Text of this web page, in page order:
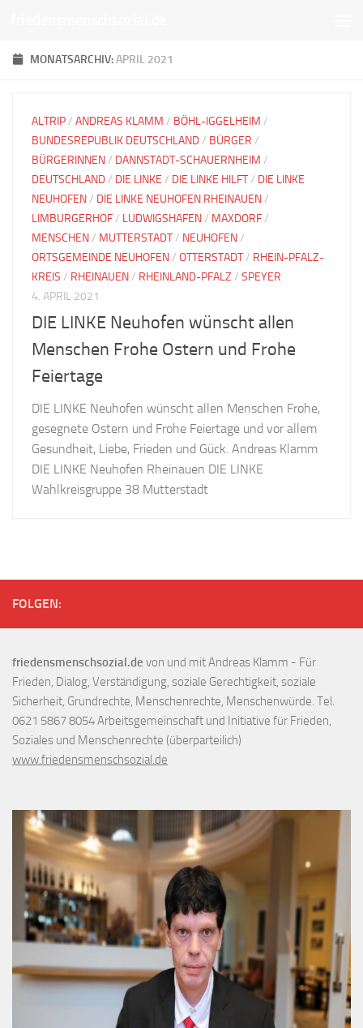
MONATSARCHIV:APRIL 2021
ALTRIP/ ANDREAS KLAMM / BÖHL-IGGELHEIM /
BUNDESREPUBLIK DEUTSCHLAND/ BÜRGER /
BÜRGERINNEN/ DANNSTADT-SCHAUERNHEIM /
DEUTSCHLAND/ DIE LINKE / DIE LINKE HILFT/ DIE LINKE
NEUHOFEN/ DIE LINKE NEUHOFEN RHEINAUEN/
LIMBURGERHOF/ LUDWIGSHAFEN/ MAXDORF/
MENSCHEN/ MUTTERSTADT/ NEUHOFEN/
ORTSGEMEINDE NEUHOFEN/ OTTERSTADT/ RHEIN-PFALZ-
KREIS / RHEINAUEN/ RHEINLAND-PFALZ / SPEYER
4. APRIL 2021
DIE LINKE Neuhofen wünscht allen
Menschen Frohe Ostern und Frohe
Feiertage
DIE LINKE Neuhofen wünscht allen Menschen Frohe,
gesegnete Ostern und Frohe Feiertage und vor allem
Gesundheit, Liebe, Frieden und Gück. Andreas Klamm
DIE LINKE Neuhofen Rheinauen DIE LINKE
Wahlkreisgruppe 38 Mutterstadt
FOLGEN:
friedensmenschsozial.de von und mit Andreas Klamm - Für
Frieden, Dialog, Verständigung, soziale Gerechtigkeit, soziale
Sicherheit, Grundrechte, Menschenrechte, Menschenwürde. Tel.
0621 5867 8054 Arbeitsgemeinschaft und Initiative für Frieden,
Soziales und Menschenrechte (überparteilich)
www.friedensmenschsozial.de